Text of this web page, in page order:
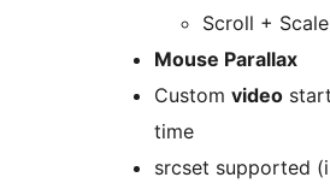
Scroll +
Mouse Parallax
Custom video
time
srcset supported